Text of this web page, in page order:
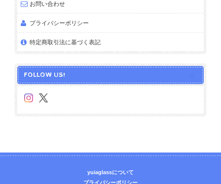
お問い合わせ
プライバシーポリシー
特定商取引法に基づく表記
FOLLOW US!
yuiaglassについて
プライバシーポリシー